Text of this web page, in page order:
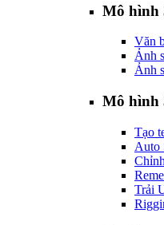
Mô
Văn
Ảnh
Ảnh
Mô
Tạo
Auto
Trải